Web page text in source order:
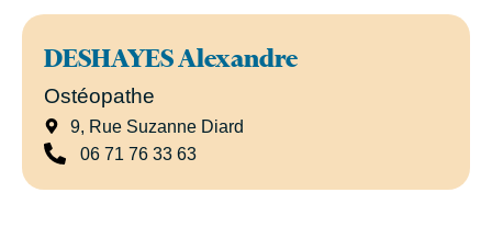
DESHAYES Alexandre
Ostéopathe
9, Rue Suzanne Diard
06 71 76 33 63